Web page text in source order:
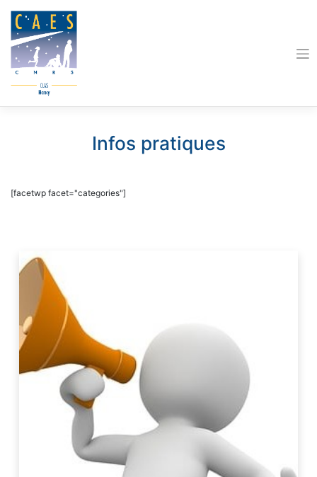
content
Infos pratiques
[facetwp facet="categories"]